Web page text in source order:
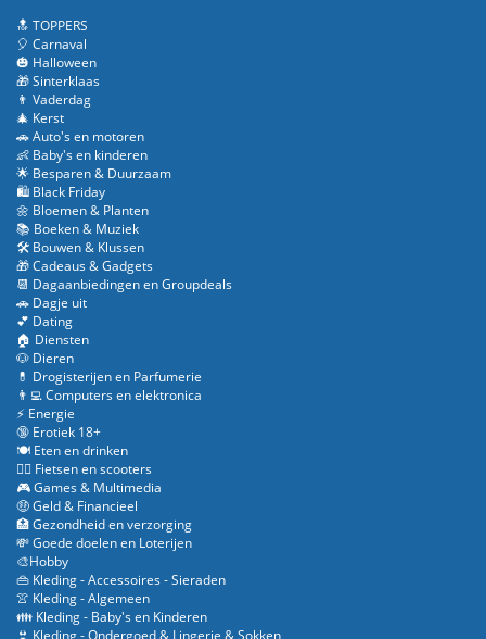
🔝 TOPPERS
🎈 Carnaval
🎃 Halloween
🎁 Sinterklaas
👨 Vaderdag
🎄 Kerst
🚗 Auto's en motoren
👶 Baby's en kinderen
🌟 Besparen & Duurzaam
🛍️ Black Friday
🌼 Bloemen & Planten
📚 Boeken & Muziek
🛠️ Bouwen & Klussen
🎁 Cadeaus & Gadgets
📆 Dagaanbiedingen en Groupdeals
🚗 Dagje uit
💕 Dating
🏠 Diensten
🐶 Dieren
💊 Drogisterijen en Parfumerie
👨‍💻 Computers en elektronica
⚡ Energie
🔞 Erotiek 18+
🍽️ Eten en drinken
🚴‍♂️ Fietsen en scooters
🎮 Games & Multimedia
🤑 Geld & Financieel
🏥 Gezondheid en verzorging
💸 Goede doelen en Loterijen
🎨Hobby
👜 Kleding - Accessoires - Sieraden
👚 Kleding - Algemeen
👪 Kleding - Baby's en Kinderen